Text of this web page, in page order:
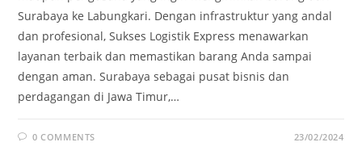
Surabaya ke Labungkari. Dengan infrastruktur yang andal
dan profesional, Sukses Logistik Express menawarkan
layanan terbaik dan memastikan barang Anda sampai
dengan aman. Surabaya sebagai pusat bisnis dan
perdagangan di Jawa Timur,…
0 COMMENTS 23/02/2024